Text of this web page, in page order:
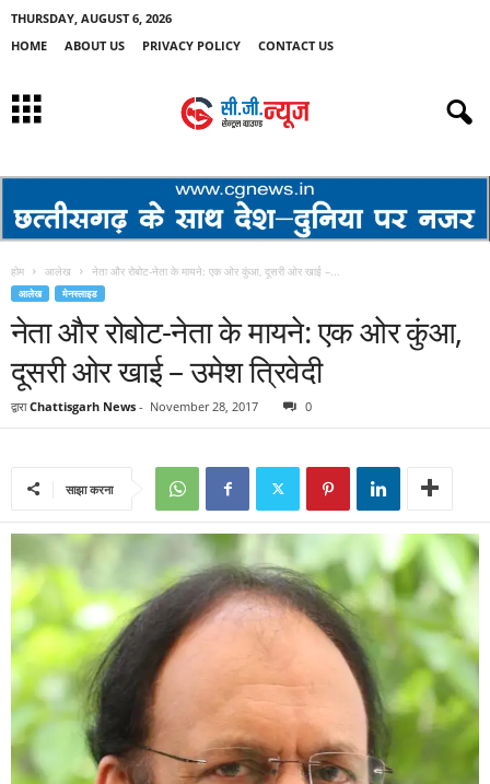
THURSDAY, AUGUST 6, 2026
HOME
ABOUT US PRIVACY POLICY CONTACT US
होम आलेख नेता और रोबोट-नेता के मायने: एक ओर कुंआ, दूसरी ओर खाई –...
आलेख मेनस्लाइड
नेता और रोबोट-नेता के मायने: एक ओर कुंआ,
दूसरी ओर खाई – उमेश त्रिवेदी
द्वारा Chattisgarh News - November 28, 2017 0
साझा करना